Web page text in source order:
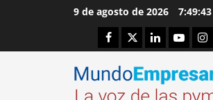
9 de agosto de 2026
Facebook
TwitterLinkedinYoutube